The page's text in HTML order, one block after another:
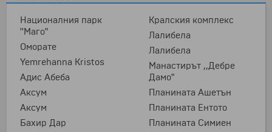
Националния парк
''Маго"
Оморате
Yemrehanna Kristos
Адис Абеба
Аксум
Аксум
Бахир Дар
Кралския комплекс
Лалибела
Лалибела
Манастирът ,,Дебре
Дамо"
Планината Ашетън
Планината Ентото
Планината Симиен